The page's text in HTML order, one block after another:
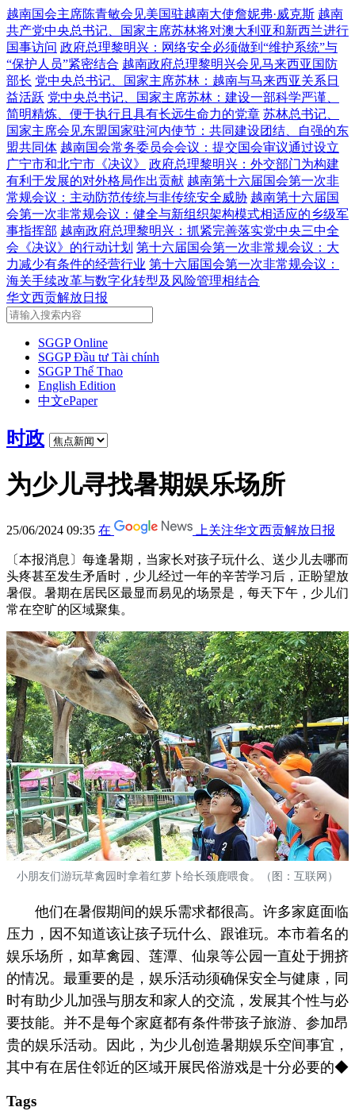
越南国会主席陈青敏会见美国驻越南大使詹妮弗·威克斯 越南
共产党中央总书记、国家主席苏林将对澳大利亚和新西兰进行
国事访问 政府总理黎明兴：网络安全必须做到“维护系统”与
“保护人员”紧密结合 越南政府总理黎明兴会见马来西亚国防
部长 党中央总书记、国家主席苏林：越南与马来西亚关系日
益活跃 党中央总书记、国家主席苏林：建设一部科学严谨、
简明精炼、便于执行且具有长远生命力的党章 苏林总书记、
国家主席会见东盟国家驻河内使节：共同建设团结、自强的东
盟共同体 越南国会常务委员会会议：提交国会审议通过设立
广宁市和北宁市《决议》
政府总理黎明兴：外交部门为构建
有利于发展的对外格局作出贡献 越南第十六届国会第一次非
常规会议：主动防范传统与非传统安全威胁 越南第十六届国
会第一次非常规会议：健全与新组织架构模式相适应的乡级军
事指挥部 越南政府总理黎明兴：抓紧完善落实党中央三中全
会《决议》的行动计划 第十六届国会第一次非常规会议：大
力减少有条件的经营行业 第十六届国会第一次非常规会议：
海关手续改革与数字化转型及风险管理相结合
华文西贡解放日报
SGGP Online
SGGP Đầu tư Tài chính
SGGP Thể Thao
English Edition
中文ePaper
时政
为少儿寻找暑期娱乐场所
25/06/2024 09:35 在 上关注华文西贡解放日报
〔本报消息〕每逢暑期，当家长对孩子玩什么、送少儿去哪而
头疼甚至发生矛盾时，少儿经过一年的辛苦学习后，正盼望放
暑假。暑期在居民区最显而易见的场景是，每天下午，少儿们
常在空旷的区域聚集。
小朋友们游玩草禽园时拿着红萝卜给长颈鹿喂食。（图：互联网）
他们在暑假期间的娱乐需求都很高。许多家庭面临
压力，因不知道该让孩子玩什么、跟谁玩。本市着名的
娱乐场所，如草禽园、莲潭、仙泉等公园一直处于拥挤
的情况。最重要的是，娱乐活动须确保安全与健康，同
时有助少儿加强与朋友和家人的交流，发展其个性与必
要技能。并不是每个家庭都有条件带孩子旅游、参加昂
贵的娱乐活动。因此，为少儿创造暑期娱乐空间事宜，
其中有在居住邻近的区域开展民俗游戏是十分必要的◆
Tags